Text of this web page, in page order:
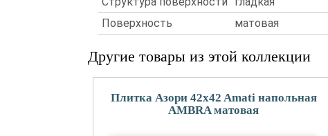
Поверхность
матовая
Другие товары из этой коллекции
Плитка Азори 42x42 Amati напольная
AMBRA матовая